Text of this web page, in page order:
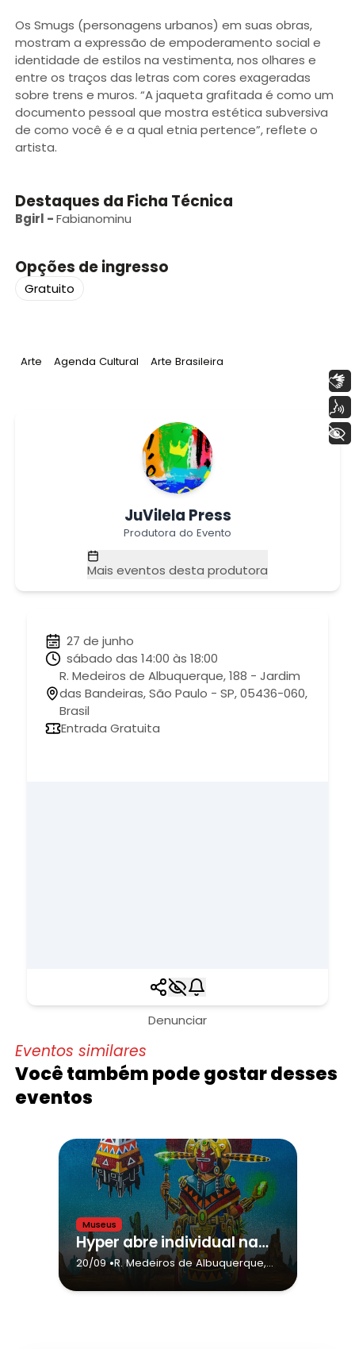
Os Smugs (personagens urbanos) em suas obras,
mostram a expressão de empoderamento social e
identidade de estilos na vestimenta, nos olhares e
entre os traços das letras com cores exageradas
sobre trens e muros. “A jaqueta grafitada é como um
documento pessoal que mostra estética subversiva
de como você é e a qual etnia pertence”, reflete o
artista.
Destaques da Ficha Técnica
Bgirl -Fabianominu
Opções de ingresso
Gratuito
Tag:
Arte Tag:
Agenda Cultural Tag:
Arte Brasileira
JuVilela Press
Produtora do Evento
Mais eventos desta produtora
27 de junho
sábado das 14:00 às 18:00
R. Medeiros de Albuquerque, 188 - Jardim
das Bandeiras, São Paulo - SP, 05436-060,
Brasil
Entrada Gratuita
Denunciar
Eventos similares
Você também pode gostar desses
eventos
Museus
Hyper abre individual na Galeria Alma da Rua
20/09•R. Medeiros de Albuquerque,
- São Paulo
+ Acessibilidade